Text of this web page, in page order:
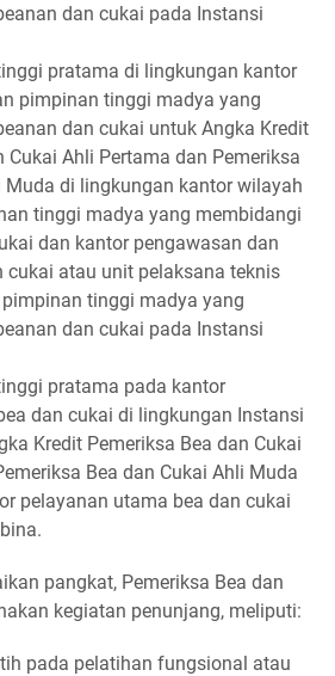
dan cukai pada Instansi
pratama di lingkungan kantor
pimpinan tinggi madya yang
dan cukai untuk Angka Kredit
Cukai Ahli Pertama dan Pemeriksa
Muda di lingkungan kantor wilayah
tinggi madya yang membidangi
dan kantor pengawasan dan
cukai atau unit pelaksana teknis
tinggi madya yang
dan cukai pada Instansi
pratama pada kantor
dan cukai di lingkungan Instansi
Kredit Pemeriksa Bea dan Cukai
Bea dan Cukai Ahli Muda
pelayanan utama bea dan cukai
pangkat, Pemeriksa Bea dan
kegiatan penunjang, meliputi:
pada pelatihan fungsional atau